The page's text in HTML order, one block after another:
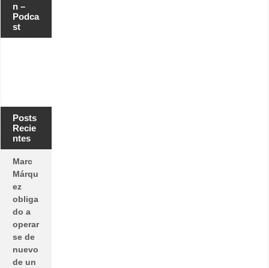
n –
Podca
st
Posts
Recie
ntes
Marc
Márqu
ez
obliga
do a
operar
se de
nuevo
de un